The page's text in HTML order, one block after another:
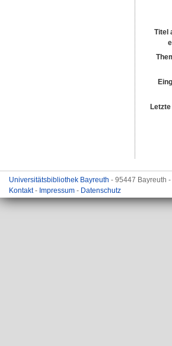
Titel
Universitätsbibliothek Bayreuth - 95447 Bayreuth
Kontakt- Impressum - Datenschutz